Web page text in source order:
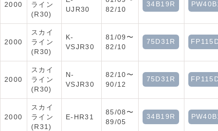
2000
ライン
(R30)
UJR30
82/10
34B19R
2000
スカイ
ライン
(R30)
K-
VSJR30
81/09〜
82/10
75D31R
2000
スカイ
ライン
(R30)
N-
VSJR30
82/10〜
90/12
75D31R
2000
スカイ
ライン
(R31)
E-HR31
85/08〜
89/05
34B19R